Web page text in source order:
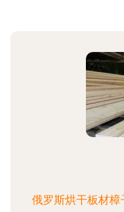
俄罗斯烘干板材